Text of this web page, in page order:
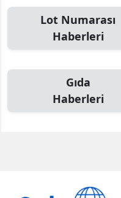
Lot Numarası
Haberleri
Gıda
Haberleri